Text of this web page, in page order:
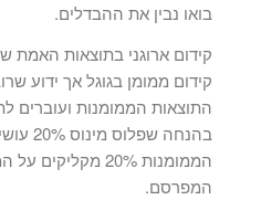
בואו נבין את ההבדלים.
קידום ארוגני בתוצאות האמת
קידום ממומן בגוגל אך ידוע
התוצאות הממומנות ועוברים
בהנחה
הממומנות 20%
המפרסם.